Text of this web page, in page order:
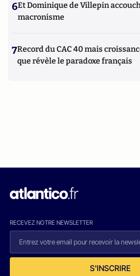
6Et Dominique de Villepin
macronisme
7Record du CAC 40 mais
que révèle le paradoxe français
RECEVEZ NOTRE NEWSLETTER
S'INSCRIRE